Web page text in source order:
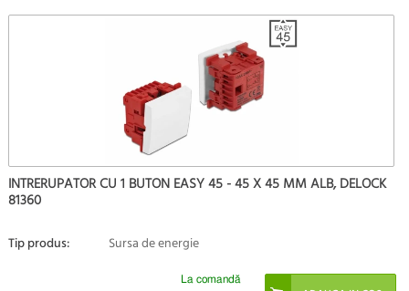
INTRERUPATOR CU 1 BUTON EASY 45 - 45 X 45 MM ALB, DELOCK
81360
Tip produs: Sursa de energie
La comandă